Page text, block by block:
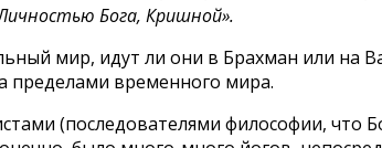
Бога, Кришной».
мир, идут ли они в Брахман или на
пределами временного мира.
(последователями философии, что